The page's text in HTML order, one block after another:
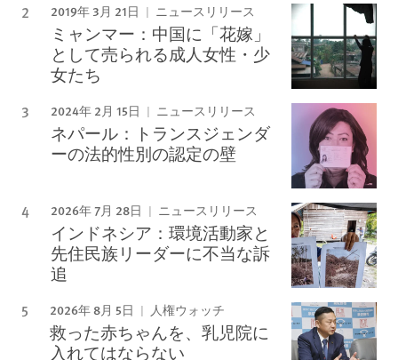
2019年 3月 21日 ニュースリリース
ミャンマー：中国に「花嫁」
として売られる成人女性・少
女たち
2024年 2月 15日 ニュースリリース
ネパール：トランスジェンダ
ーの法的性別の認定の壁
2026年 7月 28日 ニュースリリース
インドネシア：環境活動家と
先住民族リーダーに不当な訴
追
2026年 8月 5日 人権ウォッチ
救った赤ちゃんを、乳児院に
入れてはならない